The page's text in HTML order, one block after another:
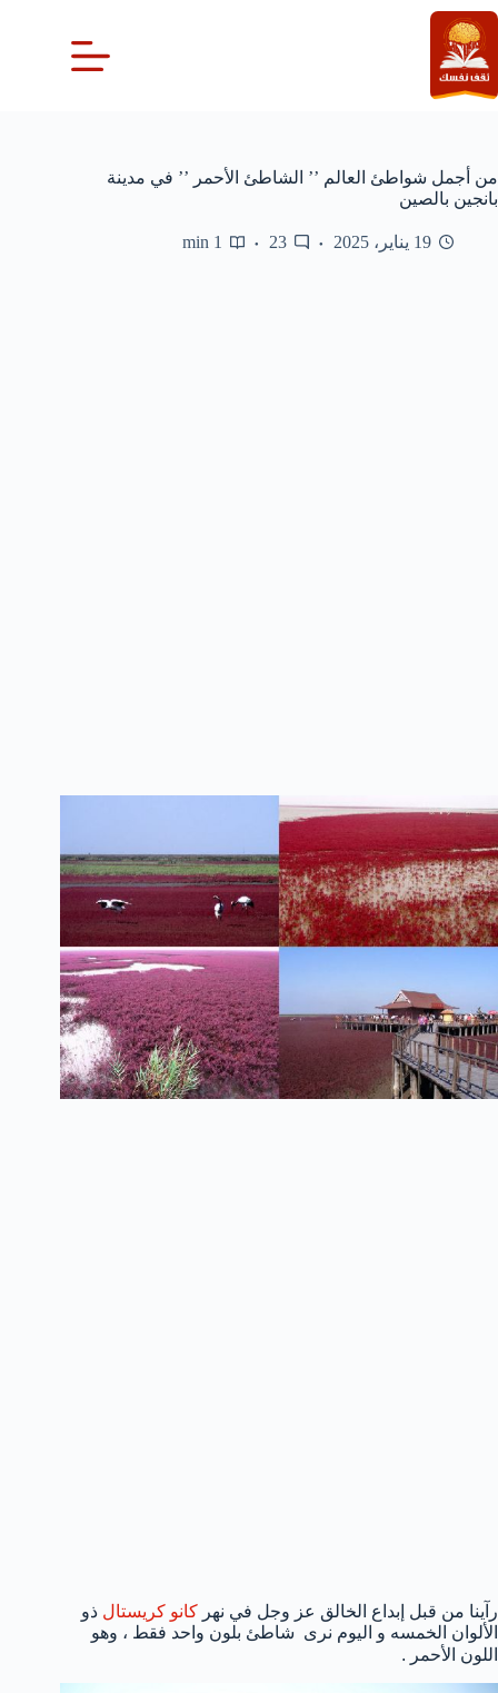
التجاوز
إلى
المحتوى
من أجمل شواطئ العالم ’’ الشاطئ الأحمر ’’ في مدينة
بانجين بالصين
19 يناير، 2025 23
1 min
رآينا من قبل إبداع الخالق عز وجل في نهر كانو كريستال ذو
الألوان الخمسه و اليوم نرى شاطئ بلون واحد فقط ، وهو
اللون الأحمر .